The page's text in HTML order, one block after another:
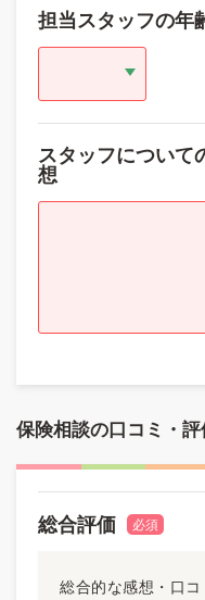
担当スタッフの年
スタッフについて
想
保険相談の口コミ・評
総合評価 必須
総合的な感想・口コ